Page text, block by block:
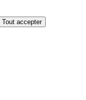
Tout accepter